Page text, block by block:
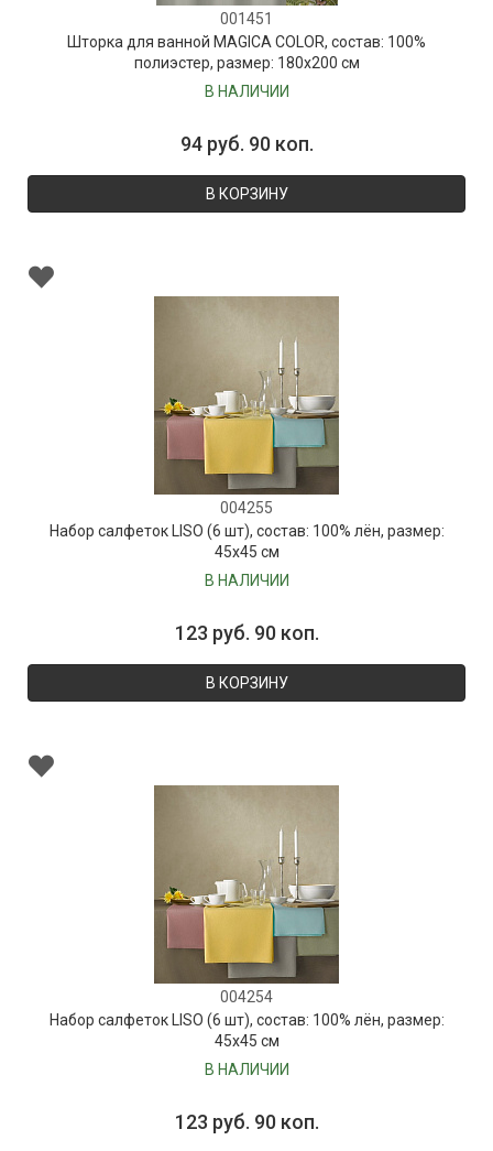
001451
Шторка для ванной MAGICA COLOR, состав: 100%
полиэстер, размер: 180х200 см
В НАЛИЧИИ
94 руб. 90 коп.
В КОРЗИНУ
004255
Набор салфеток LISO (6 шт), состав: 100% лён, размер:
45х45 см
В НАЛИЧИИ
123 руб. 90 коп.
В КОРЗИНУ
004254
Набор салфеток LISO (6 шт), состав: 100% лён, размер:
45х45 см
В НАЛИЧИИ
123 руб. 90 коп.